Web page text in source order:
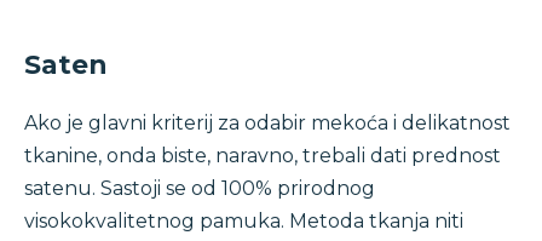
Saten
Ako je glavni kriterij za odabir mekoća i delikatnost
tkanine, onda biste, naravno, trebali dati prednost
satenu. Sastoji se od 100% prirodnog
visokokvalitetnog pamuka. Metoda tkanja niti